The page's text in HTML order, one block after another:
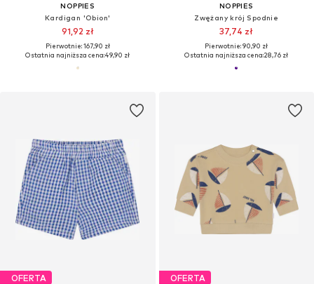
NOPPIES
Kardigan 'Obion'
91,92 zł
Pierwotnie: 167,90 zł
Ostatnia najniższa cena:49,90 zł
NOPPIES
Zwężany krój Spodnie
37,74 zł
Pierwotnie: 90,90 zł
Ostatnia najniższa cena:28,76 zł
OFERTA OFERTA